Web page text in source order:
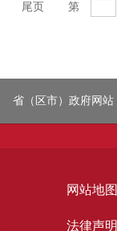
尾页 第
省（区市）政府网站
网站地图
法律声明